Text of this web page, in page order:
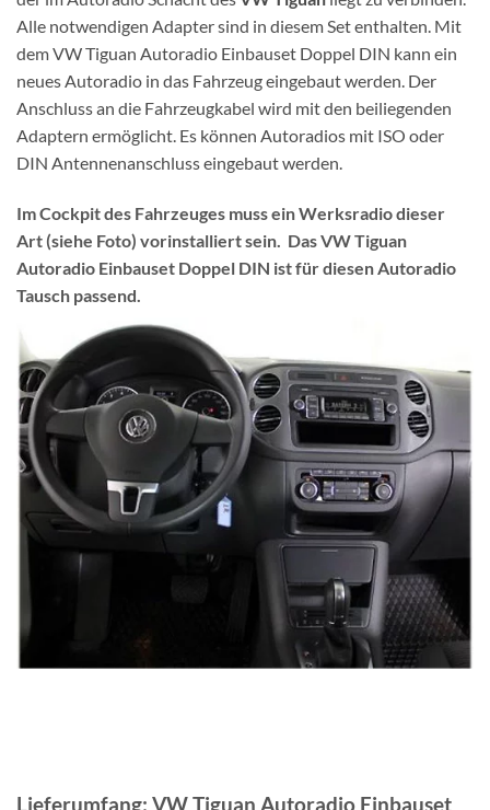
Alle notwendigen Adapter sind in diesem Set enthalten. Mit
dem VW Tiguan Autoradio Einbauset Doppel DIN kann ein
neues Autoradio in das Fahrzeug eingebaut werden. Der
Anschluss an die Fahrzeugkabel wird mit den beiliegenden
Adaptern ermöglicht. Es können Autoradios mit ISO oder
DIN Antennenanschluss eingebaut werden.
Im Cockpit des Fahrzeuges muss ein Werksradio dieser
Art (siehe Foto) vorinstalliert sein. Das VW Tiguan
Autoradio Einbauset Doppel DIN ist für diesen Autoradio
Tausch passend.
Lieferumfang: VW Tiguan Autoradio Einbauset